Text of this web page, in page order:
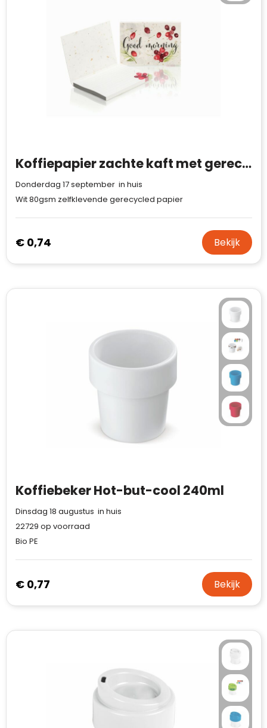
Koffiepapier zachte kaft met gerecyclede sticky notes (EU‑productie)
Donderdag 17 september in huis
Wit 80gsm zelfklevende gerecycled papier
€ 0,74 Bekijk
Koffiebeker Hot-but-cool 240ml
Dinsdag 18 augustus in huis
22729 op voorraad
Bio PE
€ 0,77 Bekijk